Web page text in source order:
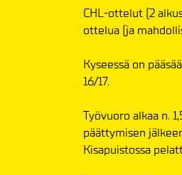
CHL-ottelut (2
ottelua (ja
Kyseessä on
16/17.
Työvuoro alkaa n.
päättymisen
Kisapuistossa